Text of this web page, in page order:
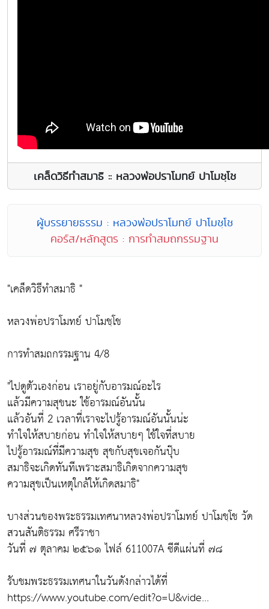
เคล็ดวิธีทำสมาธิ :: หลวงพ่อปราโมทย์ ปาโมชฺโช
ผู้บรรยายธรรม : หลวงพ่อปราโมทย์ ปาโมชฺโช
คอร์ส/หลักสูตร : การทำสมถกรรมฐาน
"เคล็ดวิธีทำสมาธิ "
หลวงพ่อปราโมทย์ ปาโมชฺโช
การทำสมถกรรมฐาน 4/8
"ไปดูตัวเองก่อน เราอยู่กับอารมณ์อะไร
แล้วมีความสุขนะ ใช้อารมณ์อันนั้น
แล้วอันที่ 2 เวลาที่เราจะไปรู้อารมณ์อันนั้นน่ะ
ทำใจให้สบายก่อน ทำใจให้สบายๆ ใช้ใจที่สบาย
ไปรู้อารมณ์ที่มีความสุข สุขกับสุขเจอกันปุ๊บ
สมาธิจะเกิดทันทีเพราะสมาธิเกิดจากความสุข
ความสุขเป็นเหตุใกล้ให้เกิดสมาธิ"
บางส่วนของพระธรรมเทศนาหลวงพ่อปราโมทย์ ปาโมชฺโช วัด
สวนสันติธรรม ศรีราชา
วันที่ ๗ ตุลาคม ๒๕๖๑ ไฟล์ 611007A ซีดีแผ่นที่ ๗๘
รับชมพระธรรมเทศนาในวันดังกล่าวได้ที่
https://www.youtube.com/edit?o=U&vide...